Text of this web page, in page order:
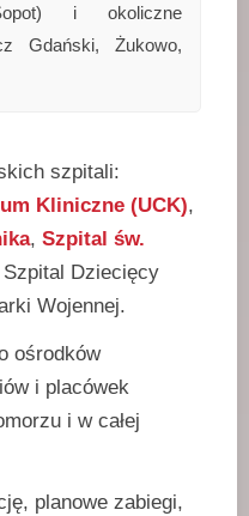
i okoliczne
Gdański, Żukowo,
szpitali:
Kliniczne (UCK),
, Szpital św.
Szpital Dziecięcy
Wojennej.
ośrodków
i placówek
i w całej
planowe zabiegi,